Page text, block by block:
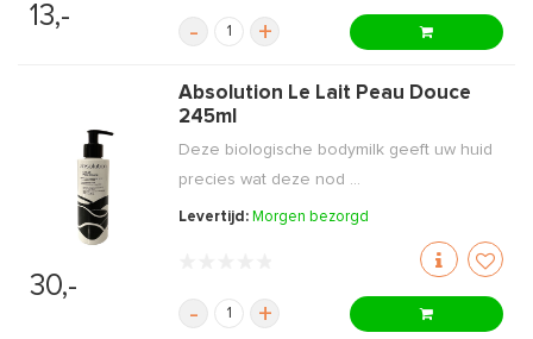
13,-
- +
30,-
Absolution Le Lait Peau Douce
245ml
Deze biologische bodymilk geeft uw huid
precies wat deze nod ...
Levertijd: Morgen bezorgd
- +